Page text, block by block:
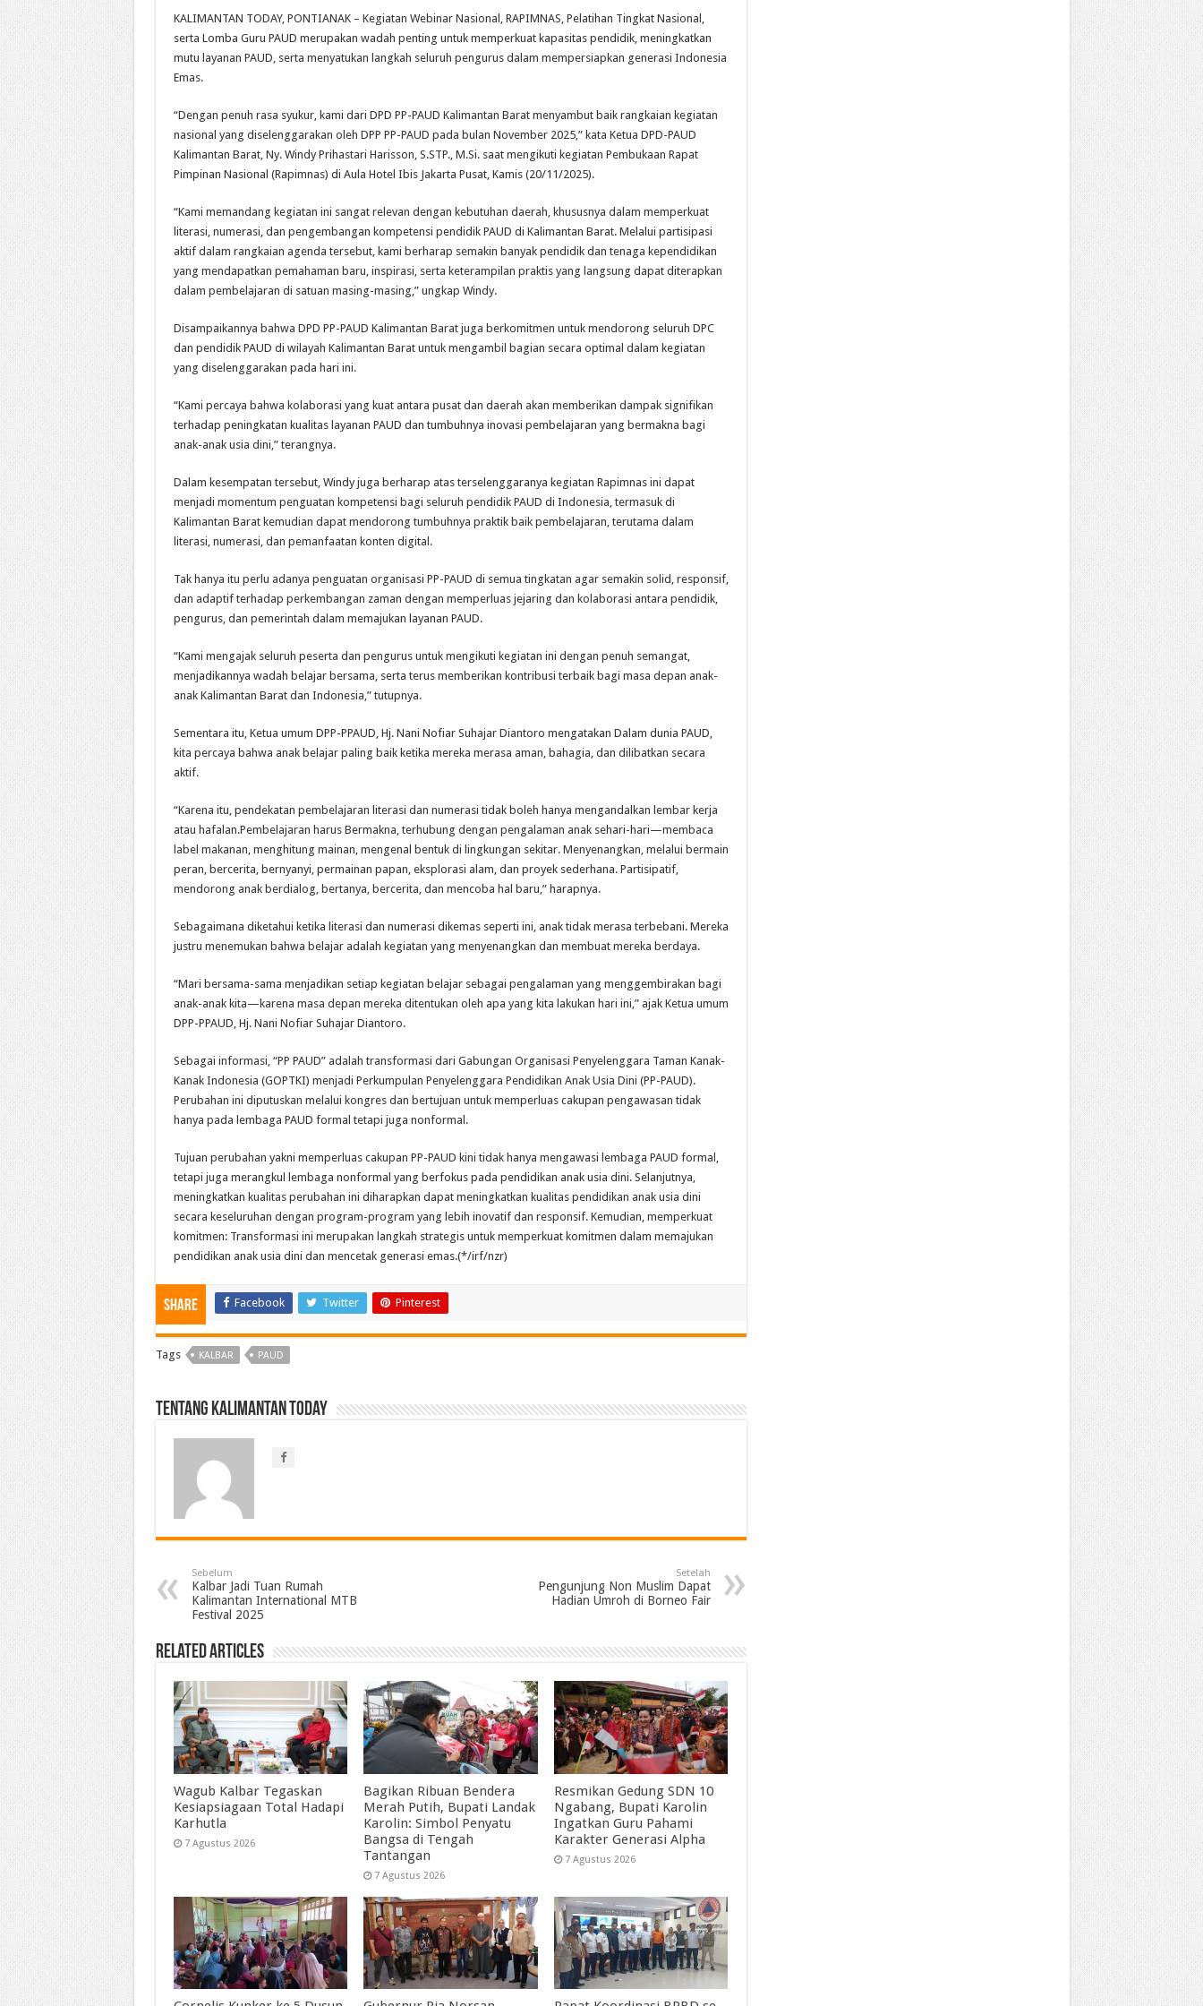
KALIMANTAN TODAY, PONTIANAK – Kegiatan Webinar Nasional, RAPIMNAS, Pelatihan Tingkat Nasional,
serta Lomba Guru PAUD merupakan wadah penting untuk memperkuat kapasitas pendidik, meningkatkan
mutu layanan PAUD, serta menyatukan langkah seluruh pengurus dalam mempersiapkan generasi Indonesia
Emas.
“Dengan penuh rasa syukur, kami dari DPD PP-PAUD Kalimantan Barat menyambut baik rangkaian kegiatan
nasional yang diselenggarakan oleh DPP PP-PAUD pada bulan November 2025,” kata Ketua DPD-PAUD
Kalimantan Barat, Ny. Windy Prihastari Harisson, S.STP., M.Si. saat mengikuti kegiatan Pembukaan Rapat
Pimpinan Nasional (Rapimnas) di Aula Hotel Ibis Jakarta Pusat, Kamis (20/11/2025).
“Kami memandang kegiatan ini sangat relevan dengan kebutuhan daerah, khususnya dalam memperkuat
literasi, numerasi, dan pengembangan kompetensi pendidik PAUD di Kalimantan Barat. Melalui partisipasi
aktif dalam rangkaian agenda tersebut, kami berharap semakin banyak pendidik dan tenaga kependidikan
yang mendapatkan pemahaman baru, inspirasi, serta keterampilan praktis yang langsung dapat diterapkan
dalam pembelajaran di satuan masing-masing,” ungkap Windy.
Disampaikannya bahwa DPD PP-PAUD Kalimantan Barat juga berkomitmen untuk mendorong seluruh DPC
dan pendidik PAUD di wilayah Kalimantan Barat untuk mengambil bagian secara optimal dalam kegiatan
yang diselenggarakan pada hari ini.
“Kami percaya bahwa kolaborasi yang kuat antara pusat dan daerah akan memberikan dampak signifikan
terhadap peningkatan kualitas layanan PAUD dan tumbuhnya inovasi pembelajaran yang bermakna bagi
anak-anak usia dini,” terangnya.
Dalam kesempatan tersebut, Windy juga berharap atas terselenggaranya kegiatan Rapimnas ini dapat
menjadi momentum penguatan kompetensi bagi seluruh pendidik PAUD di Indonesia, termasuk di
Kalimantan Barat kemudian dapat mendorong tumbuhnya praktik baik pembelajaran, terutama dalam
literasi, numerasi, dan pemanfaatan konten digital.
Tak hanya itu perlu adanya penguatan organisasi PP-PAUD di semua tingkatan agar semakin solid, responsif,
dan adaptif terhadap perkembangan zaman dengan memperluas jejaring dan kolaborasi antara pendidik,
pengurus, dan pemerintah dalam memajukan layanan PAUD.
“Kami mengajak seluruh peserta dan pengurus untuk mengikuti kegiatan ini dengan penuh semangat,
menjadikannya wadah belajar bersama, serta terus memberikan kontribusi terbaik bagi masa depan anak-
anak Kalimantan Barat dan Indonesia,” tutupnya.
Sementara itu, Ketua umum DPP-PPAUD, Hj. Nani Nofiar Suhajar Diantoro mengatakan Dalam dunia PAUD,
kita percaya bahwa anak belajar paling baik ketika mereka merasa aman, bahagia, dan dilibatkan secara
aktif.
“Karena itu, pendekatan pembelajaran literasi dan numerasi tidak boleh hanya mengandalkan lembar kerja
atau hafalan.Pembelajaran harus Bermakna, terhubung dengan pengalaman anak sehari-hari—membaca
label makanan, menghitung mainan, mengenal bentuk di lingkungan sekitar. Menyenangkan, melalui bermain
peran, bercerita, bernyanyi, permainan papan, eksplorasi alam, dan proyek sederhana. Partisipatif,
mendorong anak berdialog, bertanya, bercerita, dan mencoba hal baru,” harapnya.
Sebagaimana diketahui ketika literasi dan numerasi dikemas seperti ini, anak tidak merasa terbebani. Mereka
justru menemukan bahwa belajar adalah kegiatan yang menyenangkan dan membuat mereka berdaya.
“Mari bersama-sama menjadikan setiap kegiatan belajar sebagai pengalaman yang menggembirakan bagi
anak-anak kita—karena masa depan mereka ditentukan oleh apa yang kita lakukan hari ini,” ajak Ketua umum
DPP-PPAUD, Hj. Nani Nofiar Suhajar Diantoro.
Sebagai informasi, “PP PAUD” adalah transformasi dari Gabungan Organisasi Penyelenggara Taman Kanak-
Kanak Indonesia (GOPTKI) menjadi Perkumpulan Penyelenggara Pendidikan Anak Usia Dini (PP-PAUD).
Perubahan ini diputuskan melalui kongres dan bertujuan untuk memperluas cakupan pengawasan tidak
hanya pada lembaga PAUD formal tetapi juga nonformal.
Tujuan perubahan yakni memperluas cakupan PP-PAUD kini tidak hanya mengawasi lembaga PAUD formal,
tetapi juga merangkul lembaga nonformal yang berfokus pada pendidikan anak usia dini. Selanjutnya,
meningkatkan kualitas perubahan ini diharapkan dapat meningkatkan kualitas pendidikan anak usia dini
secara keseluruhan dengan program-program yang lebih inovatif dan responsif. Kemudian, memperkuat
komitmen: Transformasi ini merupakan langkah strategis untuk memperkuat komitmen dalam memajukan
pendidikan anak usia dini dan mencetak generasi emas.(*/irf/nzr)
Share Facebook Twitter Pinterest
Tags KALBAR PAUD
Tentang Kalimantan Today
Sebelum
Kalbar Jadi Tuan Rumah
Kalimantan International MTB
Festival 2025
Setelah
Pengunjung Non Muslim Dapat
Hadian Umroh di Borneo Fair
Related Articles
Wagub Kalbar Tegaskan
Kesiapsiagaan Total Hadapi
Karhutla
7 Agustus 2026
Bagikan Ribuan Bendera
Merah Putih, Bupati Landak
Karolin: Simbol Penyatu
Bangsa di Tengah
Tantangan
7 Agustus 2026
Resmikan Gedung SDN 10
Ngabang, Bupati Karolin
Ingatkan Guru Pahami
Karakter Generasi Alpha
7 Agustus 2026